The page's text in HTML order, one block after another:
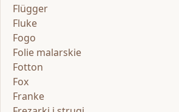
Flügger
Fluke
Fogo
Folie malarskie
Fotton
Fox
Franke